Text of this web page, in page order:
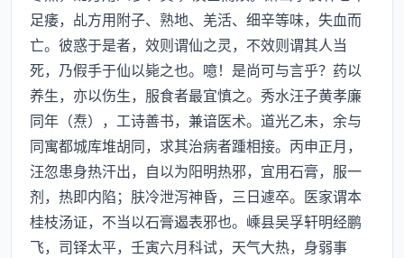
足痿，乩方用附子、熟地、羌活、细辛等味，失血而
亡。彼惑于是者，效则谓仙之灵，不效则谓其人当
死，乃假手于仙以毙之也。噫！是尚可与言乎？药以
养生，亦以伤生，服食者最宜慎之。秀水汪子黄孝廉
同年（焘），工诗善书，兼谙医术。道光乙未，余与
同寓都城库堆胡同，求其治病者踵相接。丙申正月，
汪忽患身热汗出，自以为阳明热邪，宜用石膏，服一
剂，热即内陷；肤冷泄泻神昏，三日遽卒。医家谓本
桂枝汤证，不当以石膏遏表邪也。嵊县吴孚轩明经鹏
飞，司铎太平，壬寅六月科试，天气大热，身弱事